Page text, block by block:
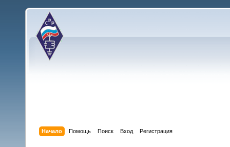
Начало Помощь Поиск Вход Регистрация